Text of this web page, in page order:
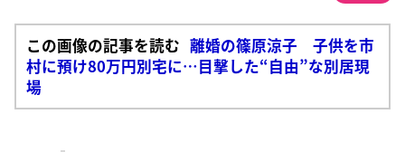
この画像の記事を読む 離婚の篠原涼子 子供を市
村に預け80万円別宅に…目撃した“自由”な別居現
場